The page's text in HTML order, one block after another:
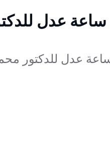
ساعة عدل
عدل للدكتور